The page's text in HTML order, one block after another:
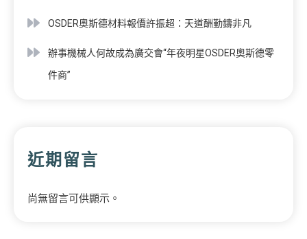
OSDER奧斯德材料報價許振超：天道酬勤鑄非凡
辦事機械人何故成為廣交會“年夜明星OSDER奧斯德零
件商”
近期留言
尚無留言可供顯示。